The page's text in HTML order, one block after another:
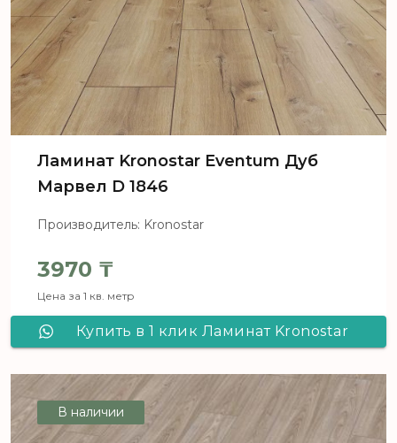
Ламинат Kronostar Eventum Дуб
Марвел D 1846
Производитель: Kronostar
3970 ₸
Цена за 1 кв. метр
Купить в 1 клик Ламинат Kronostar
В наличии